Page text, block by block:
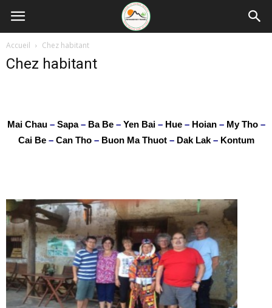
Accueil Chez habitant
Chez habitant
Mai Chau– Sapa– Ba Be– Yen Bai– Hue– Hoian– My Tho–
Cai Be– Can Tho– Buon Ma Thuot– Dak Lak– Kontum